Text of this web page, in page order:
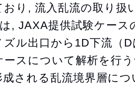
おり, 流入乱流の取り扱
, JAXA提供試験ケース
ズル出口から1D下流（
ースについて解析を行
成される乱流境界層に